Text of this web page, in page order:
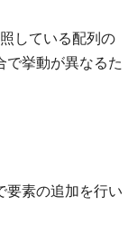
している配列の
で挙動が異なるた
要素の追加を行い